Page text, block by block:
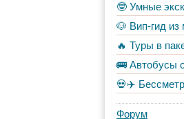
🤓 Умные
🐶 Вип-гид из
🔥 Туры в
🚌 Автобусы
💀✈️
Форум